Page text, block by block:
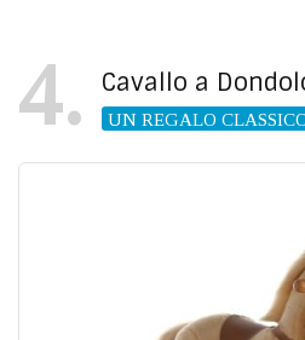
4 Cavallo a
UN REGALO